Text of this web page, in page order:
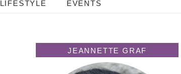
LIFESTYLE EVENTS
JEANNETTE GRAF